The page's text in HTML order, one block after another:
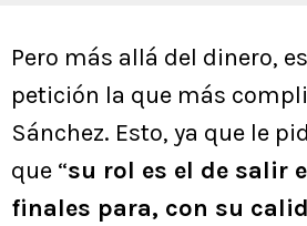
Pero más allá del dinero,
petición la que más
Sánchez. Esto, ya que le
que “su rol es el de salir
finales para, con su